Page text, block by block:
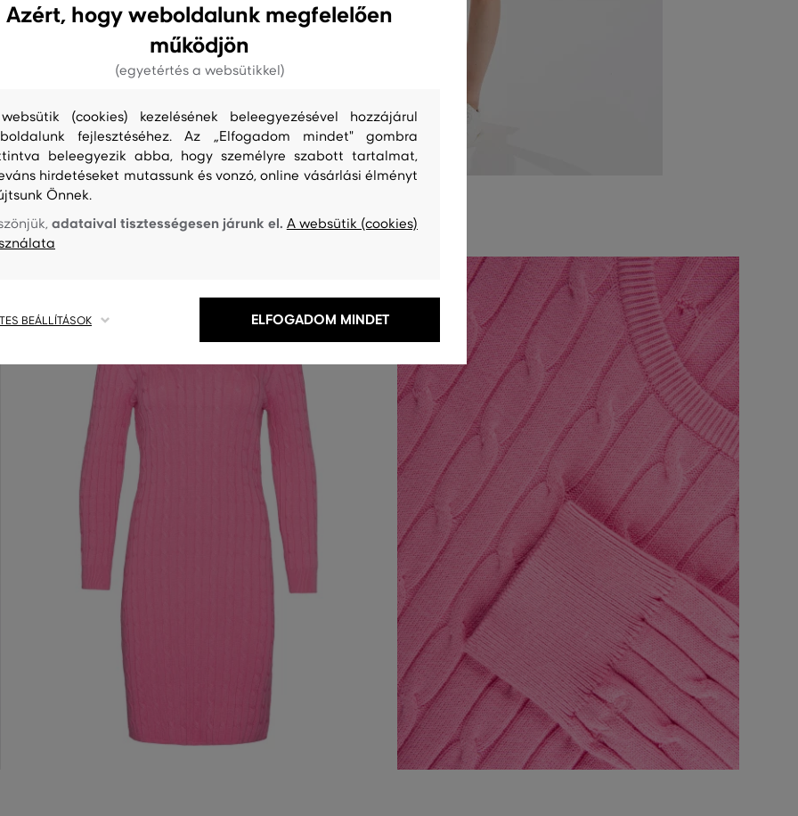
TISZTÍTÁS
Azért, hogy weboldalunk megfelelően
működjön
(egyetértés a websütikkel)
(cookies) kezelésének beleegyezésével hozzájárul
fejlesztéséhez. Az „Elfogadom mindet" gombra
beleegyezik abba, hogy személyre szabott tartalmat,
hirdetéseket mutassunk és vonzó, online vásárlási élményt
Önnek.
adataival tisztességesen járunk el. A websütik (cookies)
BEÁLLÍTÁSOK ELFOGADOM MINDET